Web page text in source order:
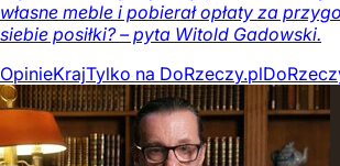
własne meble i pobierał opłaty za
siebie posiłki? – pyta Witold Gadowski.
OpinieKrajTylko na DoRzeczy.pl